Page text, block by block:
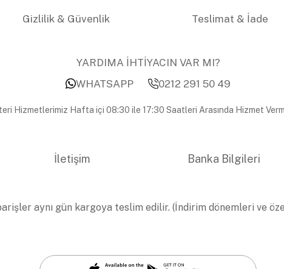
Gizlilik & Güvenlik Teslimat & İade
YARDIMA İHTİYACIN VAR MI?
WHATSAPP
0212 291 50 49
Hizmetlerimiz Hafta içi 08:30 ile 17:30 Saatleri Arasında Hizmet
İletişim Banka Bilgileri
aynı gün kargoya teslim edilir. (İndirim dönemleri ve